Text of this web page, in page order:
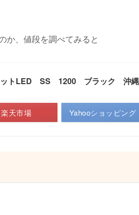
か、値段を調べてみると
トLED SS 1200 ブラック 沖縄
楽天市場 Yahooショッピング